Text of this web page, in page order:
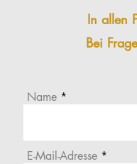
In allen
Bei
Name
E-Mail-Adresse